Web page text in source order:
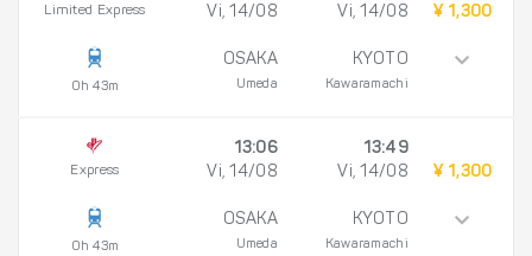
Limited Express
0h 43m
Vi, 14/08
OSAKA
Umeda
Vi, 14/08
KYOTO
Kawaramachi
¥ 1,300
Express
0h 43m
13:06
Vi, 14/08
OSAKA
Umeda
13:49
Vi, 14/08
KYOTO
Kawaramachi
¥ 1,300